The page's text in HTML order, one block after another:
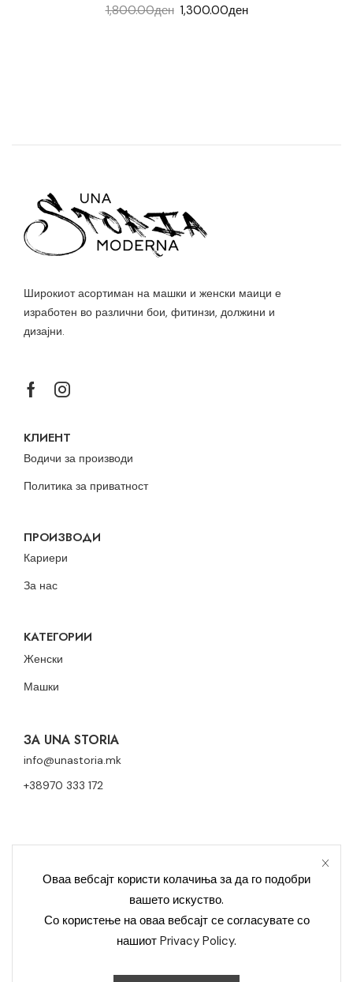
1,800.00ден 1,300.00ден
Широкиот асортиман на машки и женски маици е
изработен во различни бои, фитинзи, должини и
дизајни.
КЛИЕНТ
Водичи за производи
Политика за приватност
ПРОИЗВОДИ
Кариери
За нас
КАТЕГОРИИ
Женски
Машки
ЗА UNA STORIA
info@unastoria.mk
+38970 333 172
Контакт
Уна Сториа Модерна © 2023 Сите права се задржани –
Оваа вебсајт користи колачиња за да го подобри
вашето искуство.
Со користење на оваа вебсајт се согласувате со
нашиот Privacy Policy.